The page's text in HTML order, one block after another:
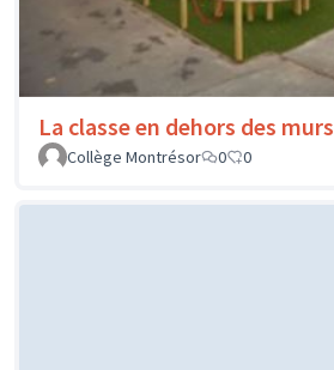
La classe en dehors des murs
Collège Montrésor
0 0